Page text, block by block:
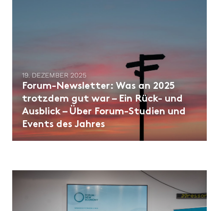
19. DEZEMBER 2025
Forum-Newsletter: ​Was an 2025
trotzdem gut war – Ein Rück- und
Ausblick – Über Forum-Studien und
Events des Jahres